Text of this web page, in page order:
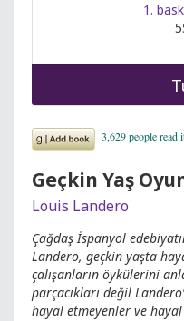
1.
Geçkin Yaş
Louis Landero
Çağdaş İspanyol
Landero, geçkin yaşta
çalışanların öykülerini
parçacıkları değil
hayal etmeyenler ve